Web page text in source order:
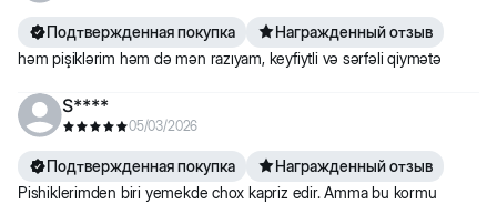
Подтвержденная покупка
Награжденный отзыв
həm pişiklərim həm də mən razıyam, keyfiytli və sərfəli qiymətə
S****
05/03/2026
Подтвержденная покупка
Награжденный отзыв
Pishiklerimden biri yemekde chox kapriz edir. Amma bu kormu